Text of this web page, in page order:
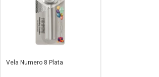
Vela Numero 8 Plata